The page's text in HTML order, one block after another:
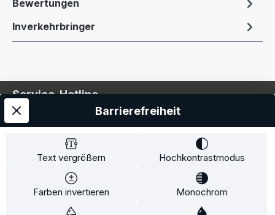
Bewertungen
Inverkehrbringer
Service-Hotline
Service
Information
Text vergrößern Hochkontrastmodus
Farben invertieren Monochrom
Barrierefreiheit